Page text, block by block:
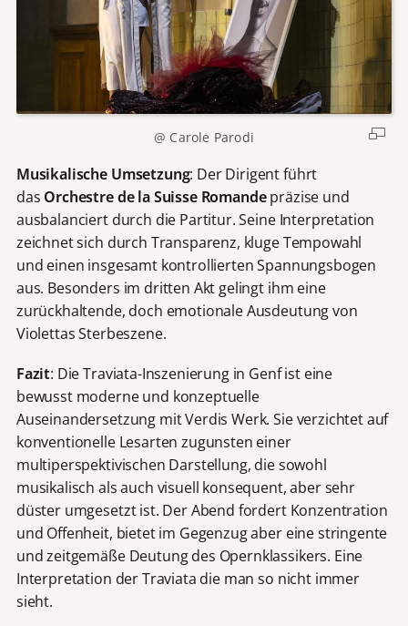
@ Carole Parodi
Musikalische Umsetzung: Der Dirigent führt
das Orchestre de la Suisse Romandepräzise und
ausbalanciert durch die Partitur. Seine Interpretation
zeichnet sich durch Transparenz, kluge Tempowahl
und einen insgesamt kontrollierten Spannungsbogen
aus. Besonders im dritten Akt gelingt ihm eine
zurückhaltende, doch emotionale Ausdeutung von
Violettas Sterbeszene.
Fazit: Die Traviata-Inszenierung in Genf ist eine
bewusst moderne und konzeptuelle
Auseinandersetzung mit Verdis Werk. Sie verzichtet auf
konventionelle Lesarten zugunsten einer
multiperspektivischen Darstellung, die sowohl
musikalisch als auch visuell konsequent, aber sehr
düster umgesetzt ist. Der Abend fordert Konzentration
und Offenheit, bietet im Gegenzug aber eine stringente
und zeitgemäße Deutung des Opernklassikers. Eine
Interpretation der Traviata die man so nicht immer
sieht.